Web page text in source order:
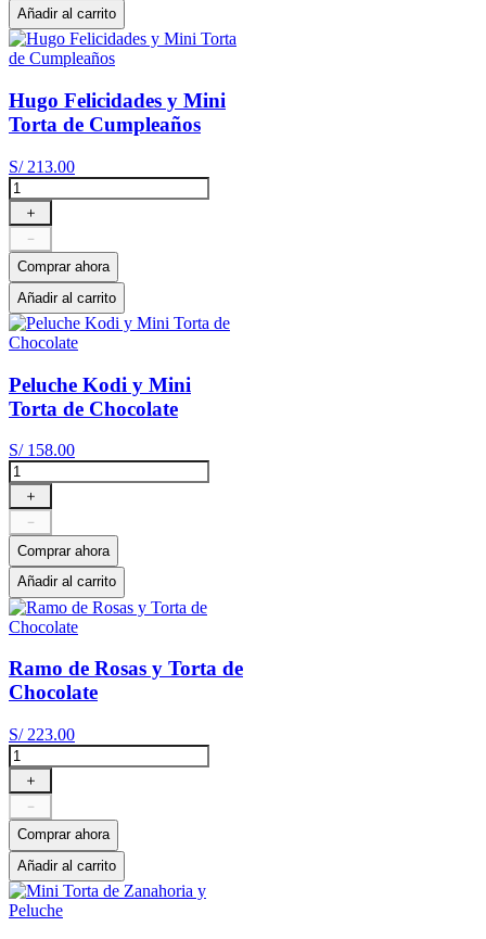
Añadir al carrito
Hugo Felicidades y Mini
Torta de Cumpleaños
S/ 213.00
＋
－
Comprar ahora
Añadir al carrito
Peluche Kodi y Mini
Torta de Chocolate
S/ 158.00
＋
－
Comprar ahora
Añadir al carrito
Ramo de Rosas y Torta de
Chocolate
S/ 223.00
＋
－
Comprar ahora
Añadir al carrito